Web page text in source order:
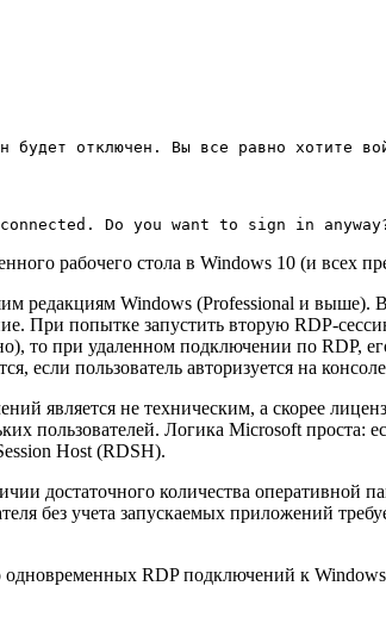
будет отключен. Вы все равно хотите
Do you want to sign in
рабочего стола в Windows 10 (и всех
редакциям Windows (Professional и выше).
При попытке запустить вторую RDP-
то при удаленном подключении по RDP,
если пользователь авторизуется на
является не техническим, а скорее
пользователей. Логика Microsoft
Host (RDSH).
достаточного количества оперативной
без учета запускаемых приложений
одновременных RDP подключений к